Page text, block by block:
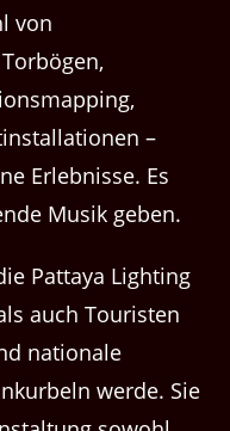
von
–
Erlebnisse. Es
Musik geben.
Pattaya Lighting
auch Touristen
nationale
werde. Sie